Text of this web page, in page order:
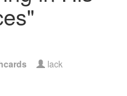
lack